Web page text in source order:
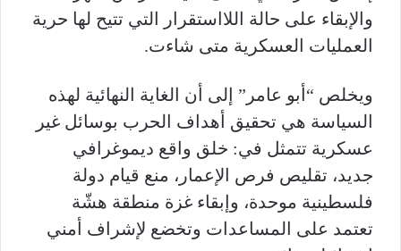
والإبقاء على حالة اللااستقرار التي تتيح لها حرية
العمليات العسكرية متى شاءت.
ويخلص “أبو عامر” إلى أن الغاية النهائية لهذه
السياسة هي تحقيق أهداف الحرب بوسائل غير
عسكرية تتمثل في: خلق واقع ديموغرافي
جديد، تقليص فرص الإعمار، منع قيام دولة
فلسطينية موحدة، وإبقاء غزة منطقة هشّة
تعتمد على المساعدات وتخضع لإشراف أمني